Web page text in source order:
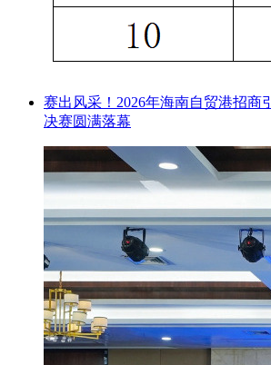
赛出风采！2026年海南自贸港招商
决赛圆满落幕